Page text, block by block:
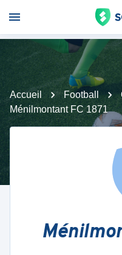
Accueil Football
Ménilmontant FC 1871